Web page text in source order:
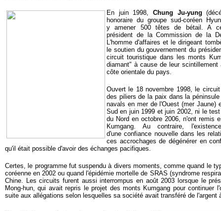
En juin 1998, Chung Ju-yung
honoraire du groupe sud-coréen
y amener 500 têtes de bétail. A
président de la Commission de la
L'homme d'affaires et le dirigeant
le soutien du gouvernement du
circuit touristique dans les monts
diamant" à cause de leur
côte orientale du pays.
Ouvert le 18 novembre 1998, le
des piliers de la paix dans la
navals en mer de l'Ouest (mer Jaune)
Sud en juin 1999 et juin 2002, ni le
du Nord en octobre 2006, n'ont remis
Kumgang. Au contraire,
d'une confiance nouvelle dans les
ces accrochages de dégénérer en
qu'il était possible d'avoir des échanges pacifiques.
Certes, le programme fut suspendu à divers moments, comme quand le
coréenne en 2002 ou quand l'épidémie mortelle de SRAS (syndrome
Chine. Les circuits furent aussi interrompus en août 2003 lorsque le
Mong-hun, qui avait repris le projet des monts Kumgang pour continuer
suite aux allégations selon lesquelles sa société avait transféré de l'argent